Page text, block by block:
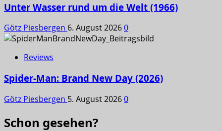
Unter Wasser rund um die Welt (1966)
Götz Piesbergen 6. August 20260
Reviews
Spider-Man: Brand New Day (2026)
Götz Piesbergen 5. August 20260
Schon gesehen?